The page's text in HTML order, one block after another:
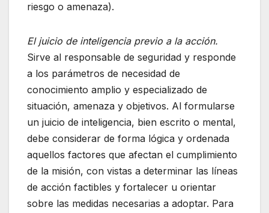
riesgo o amenaza).
El juicio de inteligencia previo a la acción.
Sirve al responsable de seguridad y responde
a los parámetros de necesidad de
conocimiento amplio y especializado de
situación, amenaza y objetivos. Al formularse
un juicio de inteligencia, bien escrito o mental,
debe considerar de forma lógica y ordenada
aquellos factores que afectan el cumplimiento
de la misión, con vistas a determinar las líneas
de acción factibles y fortalecer u orientar
sobre las medidas necesarias a adoptar. Para